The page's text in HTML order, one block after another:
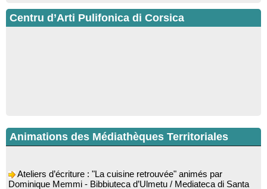
Centru d’Arti Pulifonica di Corsica
Animations des Médiathèques Territoriales
Dominique Memmi - Bibbiuteca d’Ulmetu / Mediateca di Santa